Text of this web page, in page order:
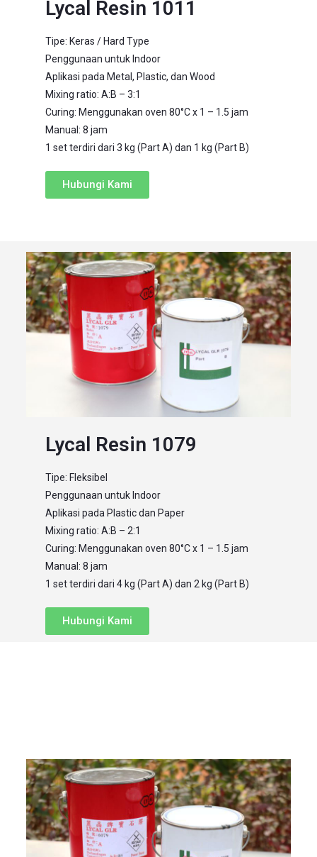
Lycal Resin 1011
Tipe: Keras / Hard Type
Penggunaan untuk Indoor
Aplikasi pada Metal, Plastic, dan Wood
Mixing ratio: A:B – 3:1
Curing: Menggunakan oven 80°C x 1 – 1.5 jam
Manual: 8 jam
1 set terdiri dari 3 kg (Part A) dan 1 kg (Part B)
Hubungi Kami
Lycal Resin 1079
Tipe: Fleksibel
Penggunaan untuk Indoor
Aplikasi pada Plastic dan Paper
Mixing ratio: A:B – 2:1
Curing: Menggunakan oven 80°C x 1 – 1.5 jam
Manual: 8 jam
1 set terdiri dari 4 kg (Part A) dan 2 kg (Part B)
Hubungi Kami